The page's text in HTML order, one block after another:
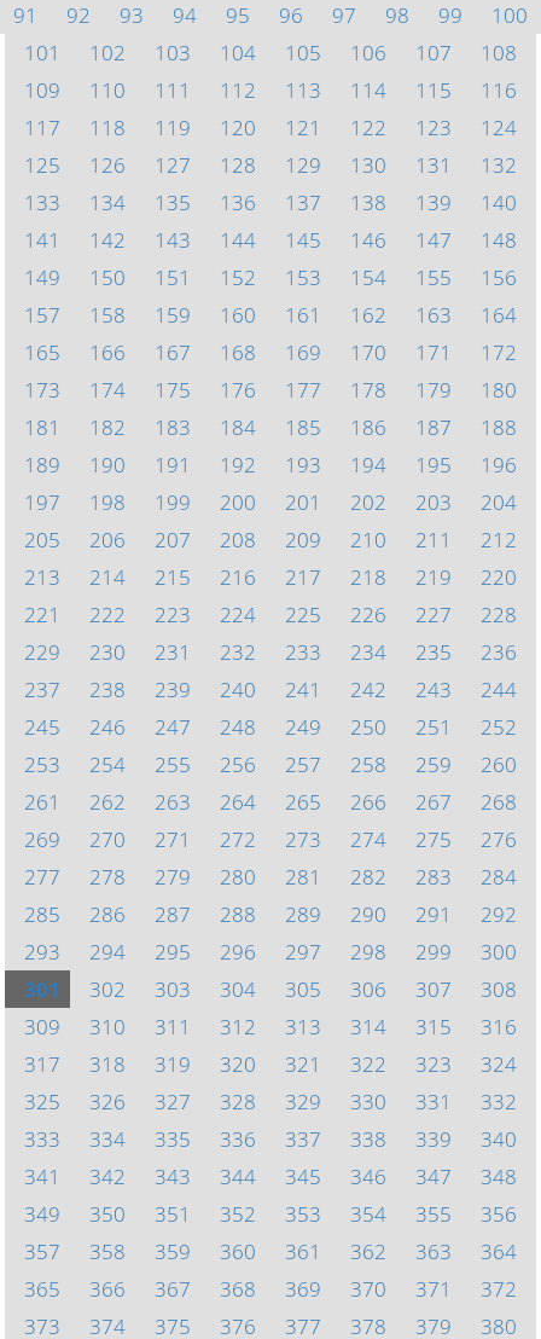
91
92 93 94 95 96 97 98 99
100
101
102 103 104 105 106 107
108
109
110 111 112 113 114 115
116
117
118 119 120 121 122 123
124
125
126 127 128 129 130 131
132
133
134 135 136 137 138 139
140
141
142 143 144 145 146 147
148
149
150 151 152 153 154 155
156
157
158 159 160 161 162 163
164
165
166 167 168 169 170 171
172
173
174 175 176 177 178 179
180
181
182 183 184 185 186 187
188
189
190 191 192 193 194 195
196
197
198 199 200 201 202 203
204
205
206 207 208 209 210 211
212
213
214 215 216 217 218 219
220
221
222 223 224 225 226 227
228
229
230 231 232 233 234 235
236
237
238 239 240 241 242 243
244
245
246 247 248 249 250 251
252
253
254 255 256 257 258 259
260
261
262 263 264 265 266 267
268
269
270 271 272 273 274 275
276
277
278 279 280 281 282 283
284
285
286 287 288 289 290 291
292
293
294 295 296 297 298 299
300
301
302 303 304 305 306 307
308
309
310 311 312 313 314 315
316
317
318 319 320 321 322 323
324
325
326 327 328 329 330 331
332
333
334 335 336 337 338 339
340
341
342 343 344 345 346 347
348
349
350 351 352 353 354 355
356
357
358 359 360 361 362 363
364
365
366 367 368 369 370 371
372
373
374 375 376 377 378 379 380